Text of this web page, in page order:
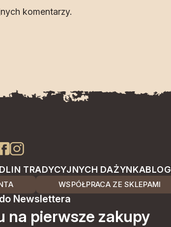
komentarzy.
TRADYCYJNYCH DAŻYNKABLOG
WSPÓŁPRACA ZE SKLEPAMI
Newslettera
na pierwsze zakupy